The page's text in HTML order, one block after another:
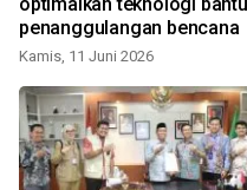
penanggulangan bencana
Kamis, 11 Juni 2026